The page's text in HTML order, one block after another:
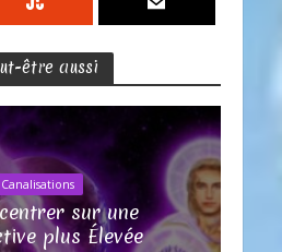
être aussi
Canalisations
sur une
plus Élevée